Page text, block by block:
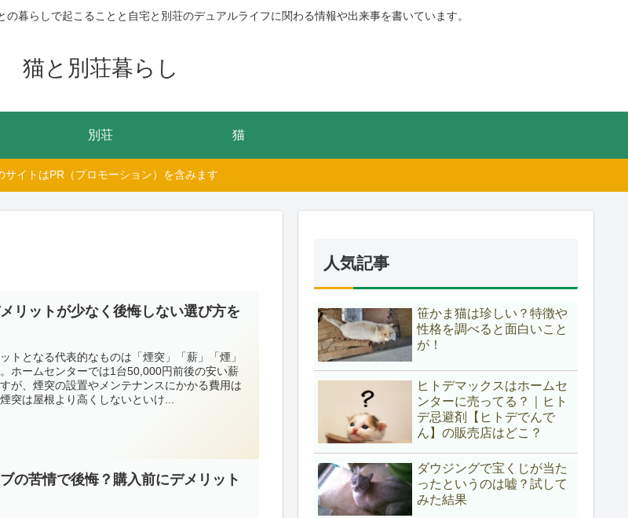
暮らしで起こることと自宅と別荘のデュアルライフに関わる情報や出来事を書いています。
猫と別荘暮らし
別荘 猫
サイトはPR（プロモーション）を含みます
リットが少なく後悔しない選び方を
トとなる代表的なものは「煙突」「薪」「煙」
ホームセンターでは1台50,000円前後の安い薪
が、煙突の設置やメンテナンスにかかる費用は
突は屋根より高くしないといけ...
の苦情で後悔？購入前にデメリット
人気記事
笹かま猫は珍しい？特徴や
性格を調べると面白いこと
が！
ヒトデマックスはホームセ
ンターに売ってる？｜ヒト
デ忌避剤【ヒトデでんで
ん】の販売店はどこ？
ダウジングで宝くじが当た
ったというのは嘘？試して
みた結果